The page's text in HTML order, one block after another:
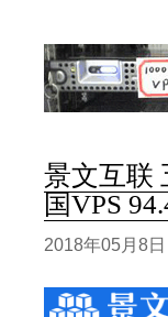
景文互联
国VPS
2018年05月8